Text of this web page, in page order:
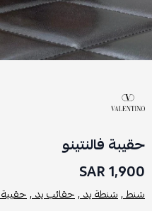
حقيبة فالنتينو
1,900 SAR
شنط ,شنطة يد ,حقائب يد ,